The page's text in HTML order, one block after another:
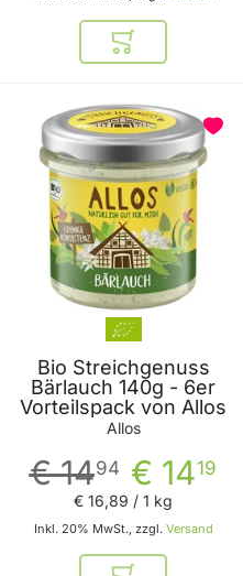
In den Warenkorb
Bio Streichgenuss
Bärlauch 140g - 6er
Vorteilspack von Allos
Allos
€ 1419
€ 1494
Inkl. 20% MwSt., zzgl. Versand
€ 16,89 / 1 kg